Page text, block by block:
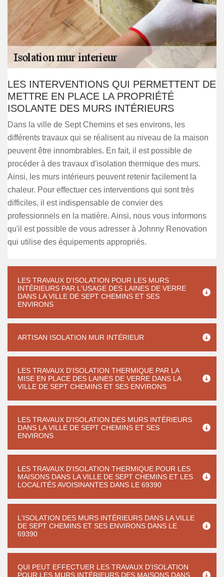
LES INTERVENTIONS QUI PERMETTENT DE
METTRE EN PLACE LA PROPRIÉTÉ
ISOLANTE DES MURS INTÉRIEURS
Dans la ville de Sept Chemins et ses environs, les
différents travaux qui se réalisent au niveau de la maison
peuvent être innombrables. En fait, il est possible de
procéder à des travaux d'isolation thermique des murs.
Ainsi, les murs intérieurs peuvent retenir facilement la
chaleur. Pour effectuer ces interventions qui sont très
difficiles, il est indispensable de convier des
professionnels en la matière. Ainsi, nous vous informons
qu'il est possible de vous adresser à Johnny Renovation
qui utilise des équipements appropriés.
LES TRAVAUX D'ISOLATION POUR LES MURS
INTÉRIEURS PAR L'USAGE DES LAINES DE VERRE
DANS LA VILLE DE SEPT CHEMINS ET SES
ENVIRONS
ARTISAN ISOLATION MUR INTÉRIEUR
LES TRAVAUX D'ISOLATION THERMIQUE PAR LA
MISE EN PLACE DES LAINES DE VERRE DANS LA
VILLE DE SEPT CHEMINS ET SES ENVIRONS
LES TRAVAUX D'ISOLATION DES MURS INTÉRIEURS
DANS LA VILLE DE SEPT CHEMINS ET SES
ENVIRONS
LES TRAVAUX D'ISOLATION THERMIQUE POUR LES
MAISONS DANS LA VILLE DE SEPT CHEMINS ET LES
LOCALITÉS AVOISINANTES DANS LE 69390
L'ISOLATION DES MURS INTÉRIEURS DANS LA VILLE
DE SEPT CHEMINS ET SES ENVIRONS DANS LE
69390
QUI PEUT EFFECTUER LES TRAVAUX D'ISOLATION
POUR LES MURS INTÉRIEURS DES MAISONS DANS